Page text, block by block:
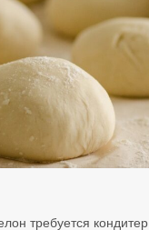
требуется кондитер